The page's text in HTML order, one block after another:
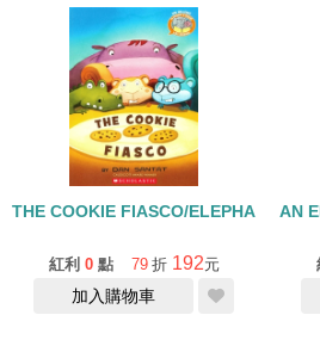
THE COOKIE FIASCO/ELEPHANT
紅利 0 點 79 折 192元
加入購物車
AN